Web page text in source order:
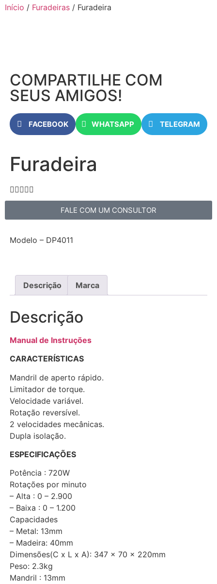
Início / Furadeiras / Furadeira
COMPARTILHE COM
SEUS AMIGOS!
FACEBOOK WHATSAPP TELEGRAM
Furadeira

FALE COM UM CONSULTOR
Modelo – DP4011
Descrição Marca
Descrição
Manual de Instruções
CARACTERÍSTICAS
Mandril de aperto rápido.
Limitador de torque.
Velocidade variável.
Rotação reversível.
2 velocidades mecânicas.
Dupla isolação.
ESPECIFICAÇÕES
Potência : 720W
Rotações por minuto
– Alta : 0 – 2.900
– Baixa : 0 – 1.200
Capacidades
– Metal: 13mm
– Madeira: 40mm
Dimensões(C x L x A): 347 x 70 x 220mm
Peso: 2.3kg
Mandril : 13mm